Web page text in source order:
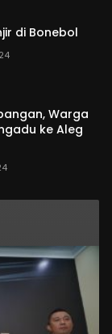
di Bonebol
Warga
ke Aleg